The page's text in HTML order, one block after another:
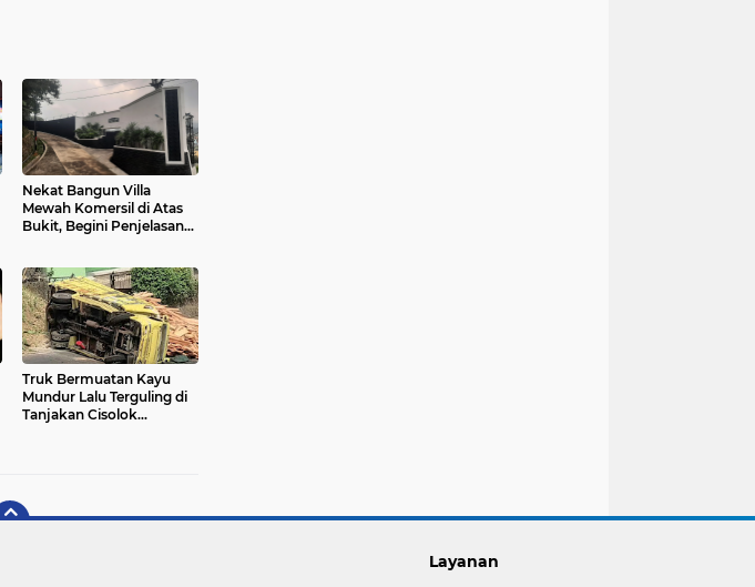
Nekat Bangun Villa
Mewah Komersil di Atas
Bukit, Begini Penjelasan
Truk Bermuatan Kayu
Mundur Lalu Terguling di
Tanjakan Cisolok
Layanan